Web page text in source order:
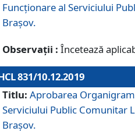
Funcționare al Serviciului
Brașov.
Observații : Încetează
831/10.12.2019
Titlu: Aprobarea
Serviciului Public Comunitar
Brașov.